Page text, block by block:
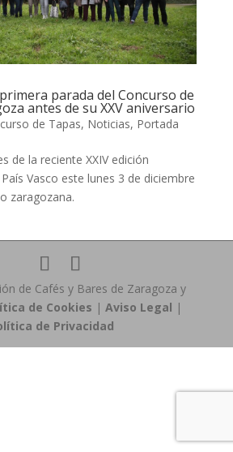
parada del Concurso de
antes de su XXV aniversario
de Tapas, Noticias, Portada
de la reciente XXIV edición
Vasco este lunes 3 de diciembre
zaragozana.
de Cafés y Bares de Zaragoza y
de Cookies |Aviso Legal |
de Privacidad